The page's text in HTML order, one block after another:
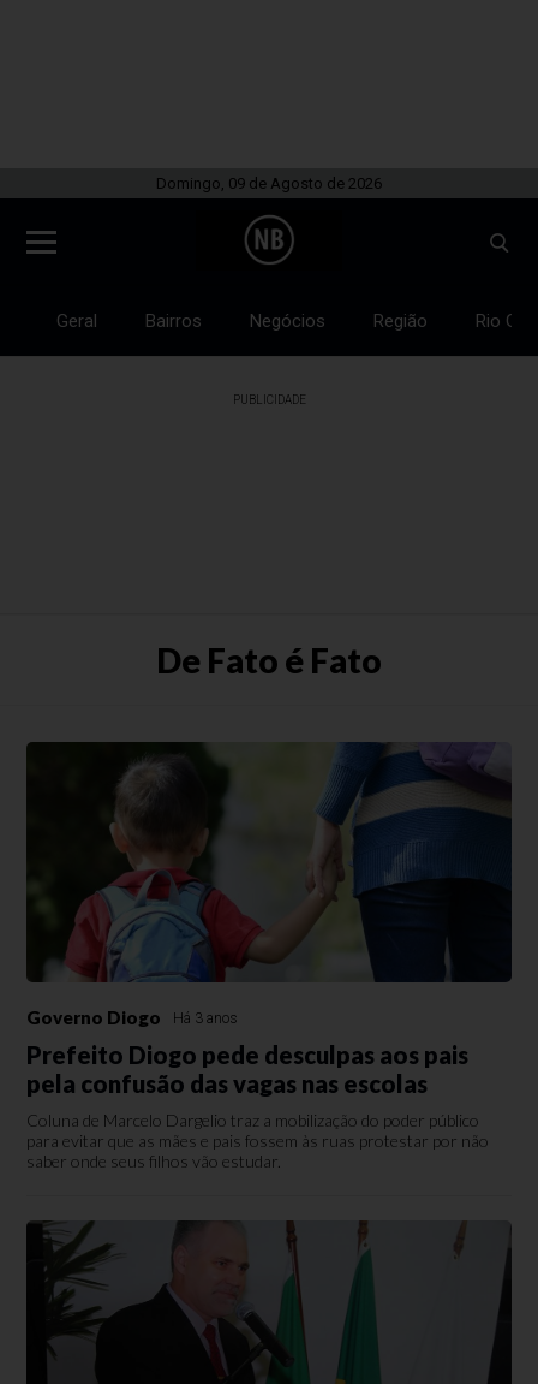
Domingo, 09 de Agosto de 2026
Geral Bairros Negócios Região Rio
PUBLICIDADE
De Fato é Fato
Governo Diogo Há 3 anos
Prefeito Diogo pede desculpas aos pais
pela confusão das vagas nas escolas
Coluna de Marcelo Dargelio traz a mobilização do poder público
para evitar que as mães e pais fossem às ruas protestar por não
saber onde seus filhos vão estudar.